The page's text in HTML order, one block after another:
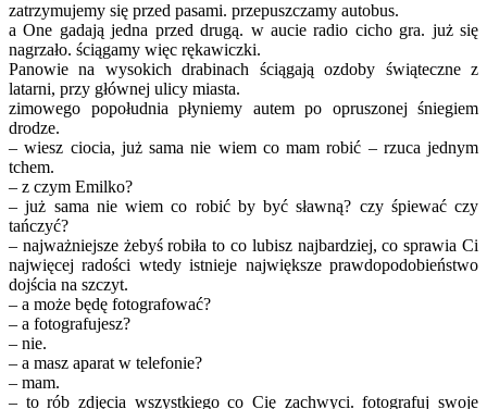
zatrzymujemy się przed pasami. przepuszczamy autobus.
a One gadają jedna przed drugą. w aucie radio cicho gra. już się
nagrzało. ściągamy więc rękawiczki.
Panowie na wysokich drabinach ściągają ozdoby świąteczne z
latarni, przy głównej ulicy miasta.
zimowego popołudnia płyniemy autem po opruszonej śniegiem
drodze.
– wiesz ciocia, już sama nie wiem co mam robić – rzuca jednym
tchem.
– z czym Emilko?
– już sama nie wiem co robić by być sławną? czy śpiewać czy
tańczyć?
– najważniejsze żebyś robiła to co lubisz najbardziej, co sprawia Ci
najwięcej radości wtedy istnieje największe prawdopodobieństwo
dojścia na szczyt.
– a może będę fotografować?
– a fotografujesz?
– nie.
– a masz aparat w telefonie?
– mam.
– to rób zdjęcia wszystkiego co Cię zachwyci. fotografuj swoje